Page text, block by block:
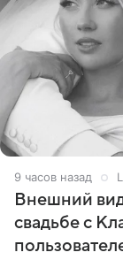
9 часов назад
Внешний
свадьбе с